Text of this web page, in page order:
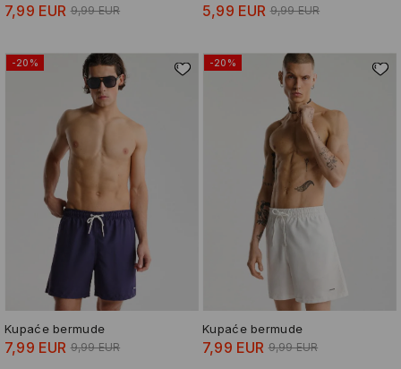
7,99 EUR 9,99 EUR 5,99 EUR 9,99 EUR
-20%
Kupaće bermude
7,99 EUR 9,99 EUR
-20%
Kupaće bermude
7,99 EUR 9,99 EUR